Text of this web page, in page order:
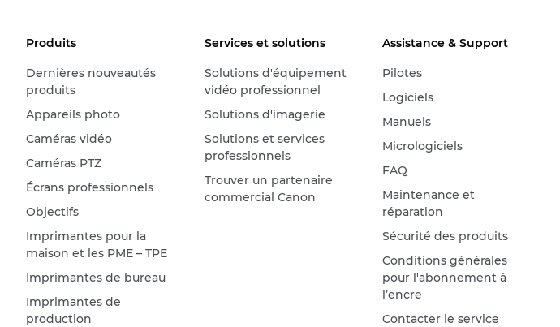
Produits
Dernières nouveautés
produits
Appareils photo
Caméras vidéo
Caméras PTZ
Écrans professionnels
Objectifs
Imprimantes pour la
maison et les PME – TPE
Imprimantes de bureau
Imprimantes de
production
Services et solutions
Solutions d'équipement
vidéo professionnel
Solutions d'imagerie
Solutions et services
professionnels
Trouver un partenaire
commercial Canon
Assistance & Support
Pilotes
Logiciels
Manuels
Micrologiciels
FAQ
Maintenance et
réparation
Sécurité des produits
Conditions générales
pour l'abonnement à
l’encre
Contacter le service